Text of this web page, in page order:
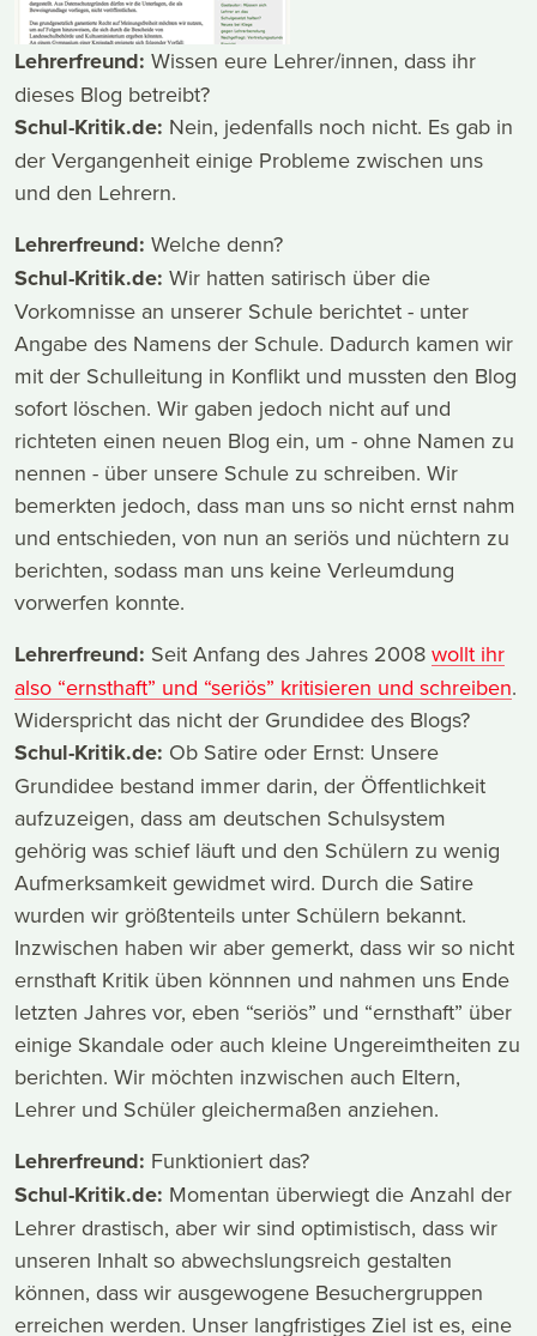
Lehrerfreund: Wissen eure Lehrer/innen, dass ihr
dieses Blog betreibt?
Schul-Kritik.de: Nein, jedenfalls noch nicht. Es gab in
der Vergangenheit einige Probleme zwischen uns
und den Lehrern.
Lehrerfreund: Welche denn?
Schul-Kritik.de: Wir hatten satirisch über die
Vorkomnisse an unserer Schule berichtet - unter
Angabe des Namens der Schule. Dadurch kamen wir
mit der Schulleitung in Konflikt und mussten den Blog
sofort löschen. Wir gaben jedoch nicht auf und
richteten einen neuen Blog ein, um - ohne Namen zu
nennen - über unsere Schule zu schreiben. Wir
bemerkten jedoch, dass man uns so nicht ernst nahm
und entschieden, von nun an seriös und nüchtern zu
berichten, sodass man uns keine Verleumdung
vorwerfen konnte.
Lehrerfreund: Seit Anfang des Jahres 2008 wollt ihr
also “ernsthaft” und “seriös” kritisieren und schreiben.
Widerspricht das nicht der Grundidee des Blogs?
Schul-Kritik.de: Ob Satire oder Ernst: Unsere
Grundidee bestand immer darin, der Öffentlichkeit
aufzuzeigen, dass am deutschen Schulsystem
gehörig was schief läuft und den Schülern zu wenig
Aufmerksamkeit gewidmet wird. Durch die Satire
wurden wir größtenteils unter Schülern bekannt.
Inzwischen haben wir aber gemerkt, dass wir so nicht
ernsthaft Kritik üben könnnen und nahmen uns Ende
letzten Jahres vor, eben “seriös” und “ernsthaft” über
einige Skandale oder auch kleine Ungereimtheiten zu
berichten. Wir möchten inzwischen auch Eltern,
Lehrer und Schüler gleichermaßen anziehen.
Lehrerfreund: Funktioniert das?
Schul-Kritik.de: Momentan überwiegt die Anzahl der
Lehrer drastisch, aber wir sind optimistisch, dass wir
unseren Inhalt so abwechslungsreich gestalten
können, dass wir ausgewogene Besuchergruppen
erreichen werden. Unser langfristiges Ziel ist es, eine